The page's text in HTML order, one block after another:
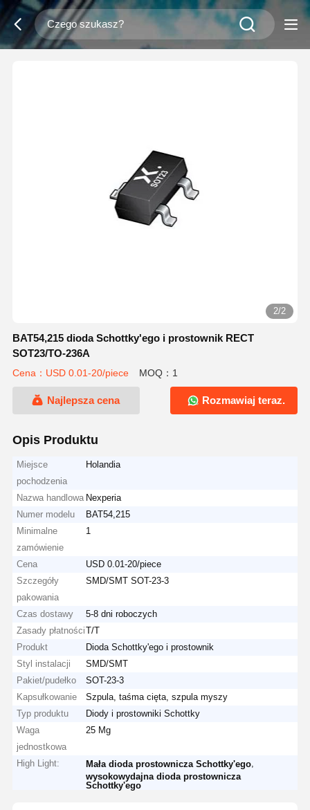
2/2
BAT54,215 dioda Schottky'ego i prostownik RECT
SOT23/TO-236A
Cena：USD 0.01-20/piece MOQ：1
Najlepsza cena Rozmawiaj teraz.
Opis Produktu
Miejsce
pochodzenia
Holandia
Nazwa handlowa Nexperia
Numer modelu
BAT54,215
Minimalne
zamówienie
1
Cena
USD 0.01-20/piece
Szczegóły
pakowania
SMD/SMT SOT-23-3
Czas dostawy
5-8 dni roboczych
Zasady płatnościT/T
Produkt
Dioda Schottky'ego i prostownik
Styl instalacji
SMD/SMT
Pakiet/pudełko
SOT-23-3
Kapsułkowanie
Szpula, taśma cięta, szpula myszy
Typ produktu
Diody i prostowniki Schottky
Waga
jednostkowa
25 Mg
High Light: Mała dioda prostownicza Schottky'ego
wysokowydajna dioda prostownicza
Schottky'ego